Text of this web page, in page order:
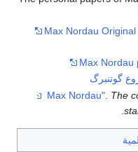
Max Nordau
Max Nordau
گوتنبرگ
. The